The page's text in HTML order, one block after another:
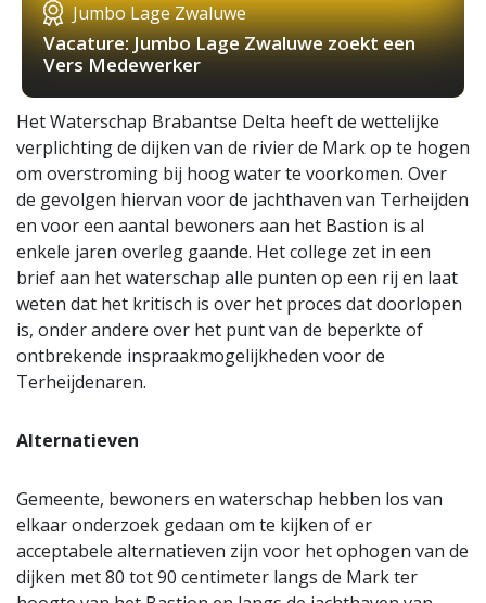
Jumbo Lage Zwaluwe
Vacature: Jumbo Lage Zwaluwe zoekt een
Vers Medewerker
Het Waterschap Brabantse Delta heeft de wettelijke
verplichting de dijken van de rivier de Mark op te hogen
om overstroming bij hoog water te voorkomen. Over
de gevolgen hiervan voor de jachthaven van Terheijden
en voor een aantal bewoners aan het Bastion is al
enkele jaren overleg gaande. Het college zet in een
brief aan het waterschap alle punten op een rij en laat
weten dat het kritisch is over het proces dat doorlopen
is, onder andere over het punt van de beperkte of
ontbrekende inspraakmogelijkheden voor de
Terheijdenaren.
Alternatieven
Gemeente, bewoners en waterschap hebben los van
elkaar onderzoek gedaan om te kijken of er
acceptabele alternatieven zijn voor het ophogen van de
dijken met 80 tot 90 centimeter langs de Mark ter